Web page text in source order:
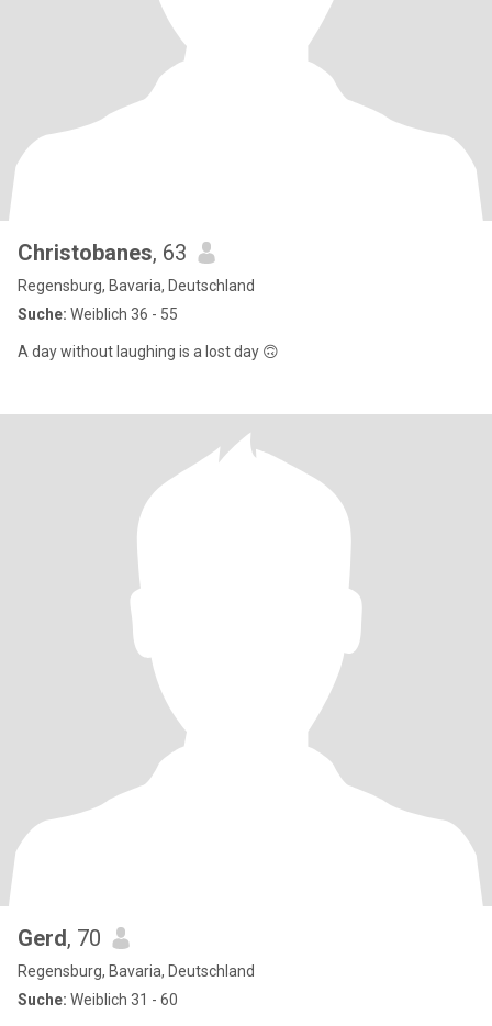
Christobanes, 63
Regensburg, Bavaria, Deutschland
Suche: Weiblich 36 - 55
A day without laughing is a lost day 🙃
Gerd, 70
Regensburg, Bavaria, Deutschland
Suche: Weiblich 31 - 60